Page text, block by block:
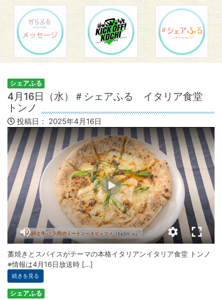
シェアふる
4月16日（水）＃シェアふる イタリア食堂
トンノ
投稿日： 2025年4月16日
藁焼きとスパイスがテーマの本格イタリアンイタリア食堂 トンノ
※情報は4月16日放送時 [...]
続きを見る
シェアふる